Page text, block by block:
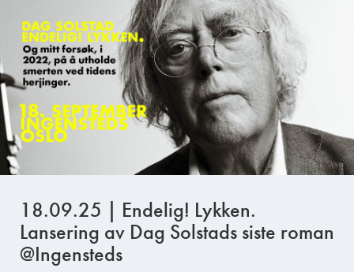
18.09.25 | Endelig! Lykken.
Lansering av Dag Solstads siste roman
@Ingensteds